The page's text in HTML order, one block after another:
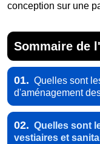
conception sur une
Sommaire de
01. Quelles sont
d'aménagement
02. Quelles sont
vestiaires et